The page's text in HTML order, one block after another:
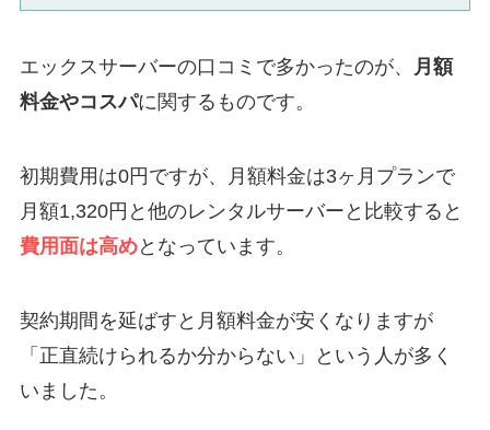
エックスサーバーの口コミで多かったのが、
月額
料金やコスパに関するものです。
初期費用は0円ですが、月額料金は3ヶ月プランで
月額1,320円と他のレンタルサーバーと比較すると
費用面は高めとなっています。
契約期間を延ばすと月額料金が安くなりますが
「正直続けられるか分からない」という人が多く
いました。